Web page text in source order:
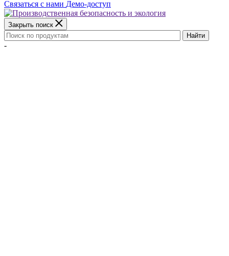
Связаться с нами Демо-доступ
Закрыть поиск
Найти
-